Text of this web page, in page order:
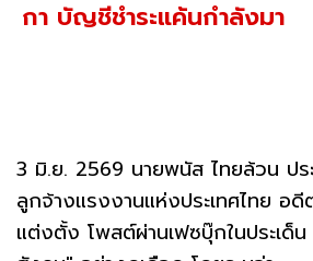
กา บัญชีชำระแค้นกำลังมา
3 มิ.ย. 2569 นายพนัส ไทยล้วน ปร
ลูกจ้างแรงงานแห่งประเทศไทย อ
แต่งตั้ง โพสต์ผ่านเฟซบุ๊กในประเด็